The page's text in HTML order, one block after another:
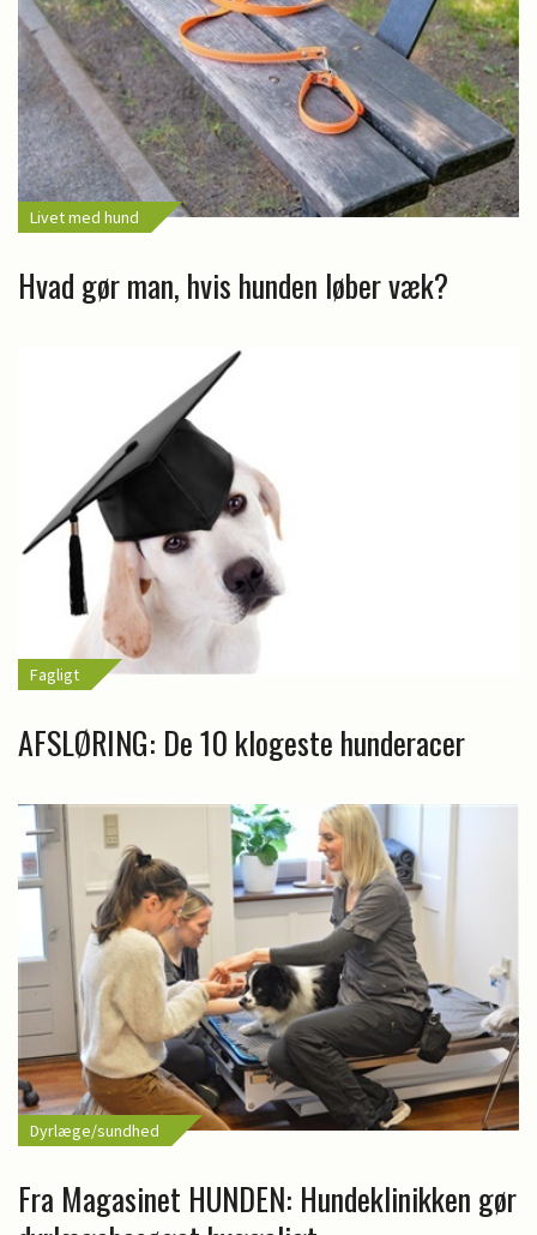
Livet med hund
Hvad gør man, hvis hunden løber væk?
Fagligt
AFSLØRING: De 10 klogeste hunderacer
Dyrlæge/sundhed
Fra Magasinet HUNDEN: Hundeklinikken gør